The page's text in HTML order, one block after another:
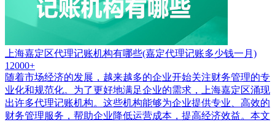
上海嘉定区代理记账机构有哪些(嘉定代理记账多少钱一月)
12000+
随着市场经济的发展，越来越多的企业开始关注财务管理的专
业化和规范化。为了更好地满足企业的需求，上海嘉定区涌现
出许多代理记账机构。这些机构能够为企业提供专业、高效的
财务管理服务，帮助企业降低运营成本，提高经济效益。本文